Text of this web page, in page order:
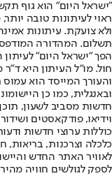
"ישראל היום" הוא גוף
ראוי לעיתונות טובה
ולא צועקת. עיתונות
הפך "ישראל היום"
חול. מו"ל העיתון היא
והעורך המייסד הוא
חדשות מסביב לשעון,
וידיאו, פודקאסטים
כוללות ערוצי חדשות
לאוויר האתר החדש
לספק לגולשים חוויה